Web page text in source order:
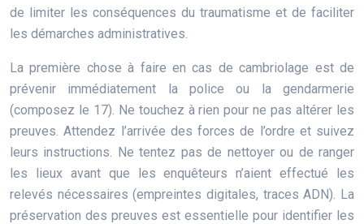
de limiter les conséquences du traumatisme et de faciliter
les démarches administratives.
La première chose à faire en cas de cambriolage est de
prévenir immédiatement la police ou la gendarmerie
(composez le 17). Ne touchez à rien pour ne pas altérer les
preuves. Attendez l’arrivée des forces de l’ordre et suivez
leurs instructions. Ne tentez pas de nettoyer ou de ranger
les lieux avant que les enquêteurs n’aient effectué les
relevés nécessaires (empreintes digitales, traces ADN). La
préservation des preuves est essentielle pour identifier les